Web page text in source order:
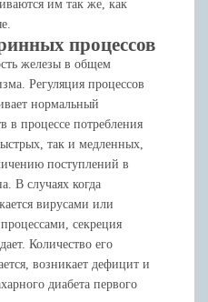
им так же, как
процессов
железы в общем
Регуляция процессов
нормальный
в процессе потребления
так и медленных,
поступлений в
В случаях когда
вирусами или
секреция
Количество его
возникает дефицит и
диабета первого